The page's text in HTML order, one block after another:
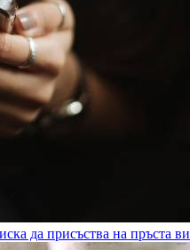
да присъства на пръста ви